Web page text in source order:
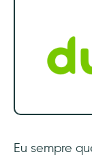
Eu sempre